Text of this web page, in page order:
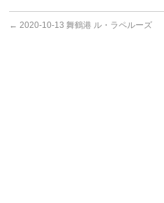
← 2020-10-13 舞鶴港 ル・ラペルーズ